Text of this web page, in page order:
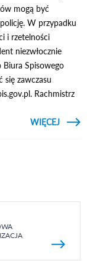
mogą być
W przypadku
i rzetelności
niezwłocznie
Biura Spisowego
się zawczasu
Rachmistrz
CZYTAJ
WIĘCEJ
O